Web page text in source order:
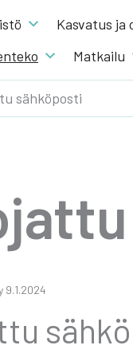
Kas­va­tus ja
Mat­kai­lu
sähköposti
9.1.2024